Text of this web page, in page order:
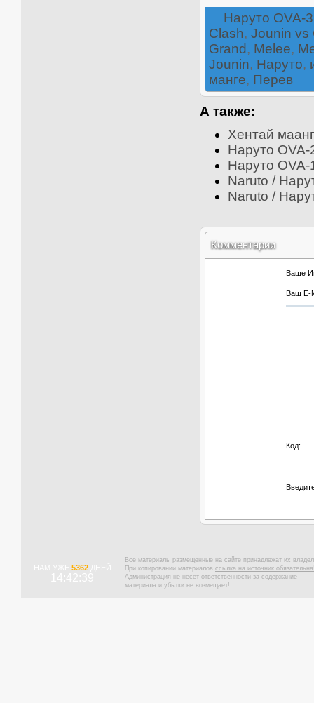
Наруто OVA-3
Clash, Jounin vs
Grand, Melee,
Jounin, Наруто,
манге, Перев
А также:
Хентай
Наруто
Наруто
Naruto /
Naruto /
Комментарии
Ваше
Ваш E-
Код:
НАМ УЖЕ 5362ДНЕЙ
14:42:40
Все материалы размещенные на сайте принадлежат их
При копировании материалов ссылка на источник
Администрация не несет ответственности за содержание
материала и убытки не возмещает!